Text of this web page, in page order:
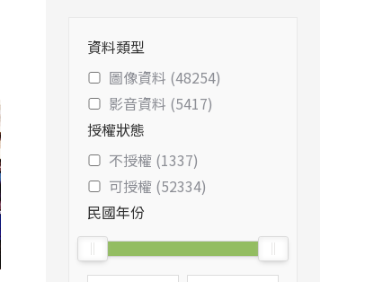
資料類型
圖像資料 (48254)
影音資料 (5417)
授權狀態
不授權 (1337)
可授權 (52334)
民國年份